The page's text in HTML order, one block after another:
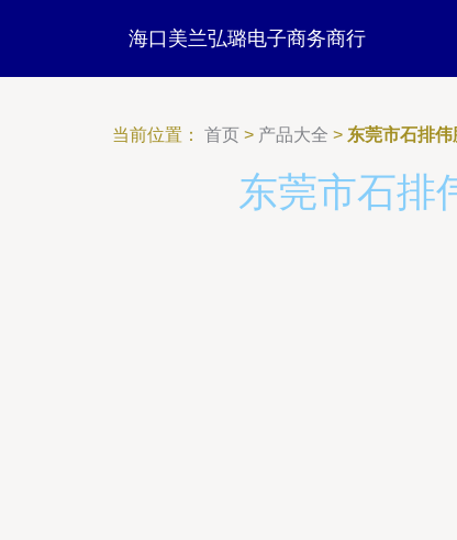
海口美兰弘璐电子商务商行
当前位置： 首页 > 产品大全 > 东莞市石排
东莞市石排